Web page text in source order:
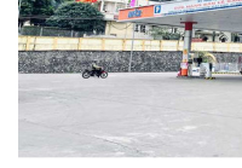
Video quy trình Bỏ